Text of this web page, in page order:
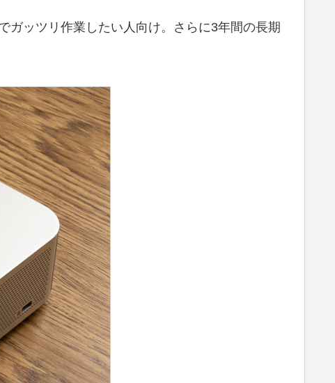
ガッツリ作業したい人向け。さらに3年間の長期